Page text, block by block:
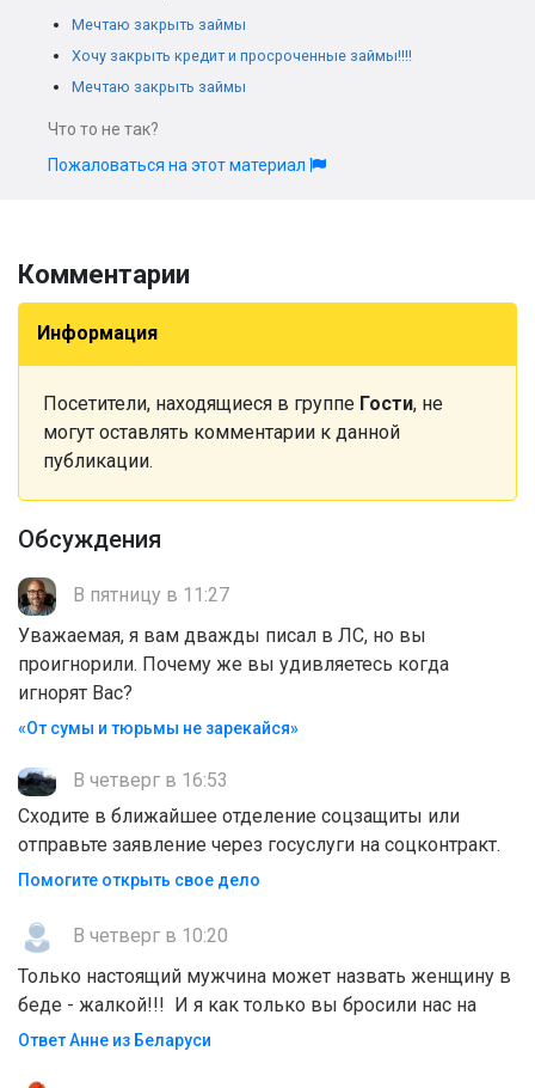
Мечтаю закрыть займы
Хочу закрыть кредит и просроченные займы!!!!
Мечтаю закрыть займы
Что то не так?
Пожаловаться на этот материал
Комментарии
Информация
Посетители, находящиеся в группе Гости, не
могут оставлять комментарии к данной
публикации.
Обсуждения
В пятницу в 11:27
Уважаемая, я вам дважды писал в ЛС, но вы
проигнорили. Почему же вы удивляетесь когда
игнорят Вас?
«От сумы и тюрьмы не зарекайся»
В четверг в 16:53
Сходите в ближайшее отделение соцзащиты или
отправьте заявление через госуслуги на соцконтракт.
Помогите открыть свое дело
В четверг в 10:20
Только настоящий мужчина может назвать женщину в
беде - жалкой!!! И я как только вы бросили нас на
Ответ Анне из Беларуси